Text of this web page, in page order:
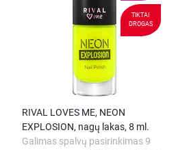
TIKTAI
DROGAS
RIVAL LOVES ME, NEON
EXPLOSION, nagų lakas, 8 ml.
Galimas spalvų pasirinkimas 9